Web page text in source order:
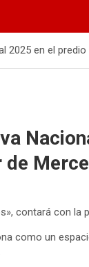
2025 en el
contará con
como un